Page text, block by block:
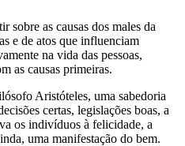
sobre as causas dos males da
e de atos que influenciam
na vida das pessoas,
as causas primeiras.
Aristóteles, uma sabedoria
certas, legislações boas, a
os indivíduos à felicidade, a
uma manifestação do bem.